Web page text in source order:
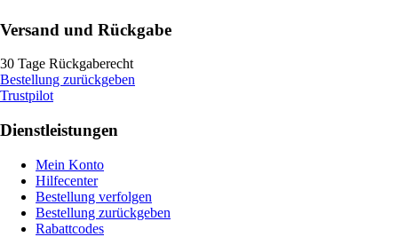
Versand und Rückgabe
30 Tage Rückgaberecht
Bestellung zurückgeben
Trustpilot
Dienstleistungen
Mein Konto
Hilfecenter
Bestellung verfolgen
Bestellung zurückgeben
Rabattcodes